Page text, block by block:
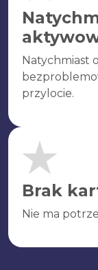
Natychmiast
przylocie.
Brak
Nie ma